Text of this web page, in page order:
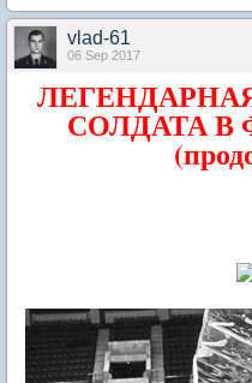
vlad-61
06 Sep 2017
СОЛДАТА В